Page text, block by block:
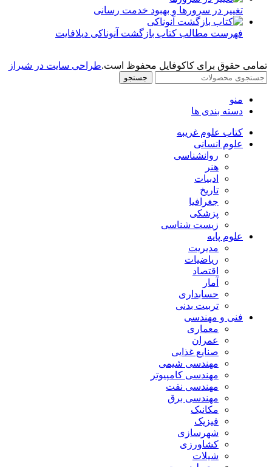
تغییر در سرورها و بهبود خدمت رسانی
فهرست مطالب کتاب بازگشت آنوناکی دیلافایت
تمامی حقوق برای کاکوفایل محفوظ است.طراحی سایت در شیراز
جستجو
منو
دسته بندی ها
کتاب علوم غریبه
علوم انسانی
روانشناسی
هنر
ادبیات
تاریخ
جغرافیا
پزشکی
زیست شناسی
علوم پایه
مدیریت
ریاضیات
اقتصاد
آمار
حسابداری
تربیت بدنی
فنی و مهندسی
معماری
عمران
صنایع غذایی
مهندسی شیمی
مهندسی کامپیوتر
مهندسی نفت
مهندسی برق
مکانیک
فیزیک
شهرسازی
کشاورزی
شیلات